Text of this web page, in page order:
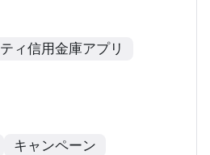
ィ信用金庫アプリ
キャンペーン